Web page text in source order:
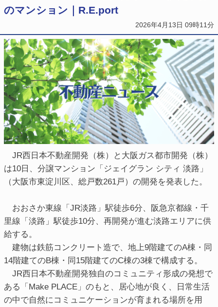
のマンション｜R.E.port
2026年4月13日 09時11分
JR西日本不動産開発（株）と大阪ガス都市開発（株）
は10日、分譲マンション「ジェイグラン シティ 淡路」
（大阪市東淀川区、総戸数261戸）の開発を発表した。
おおさか東線「JR淡路」駅徒歩6分、阪急京都線・千
里線「淡路」駅徒歩10分、再開発が進む淡路エリアに供
給する。
建物は鉄筋コンクリート造で、地上9階建てのA棟・同
14階建てのB棟・同15階建てのC棟の3棟で構成する。
JR西日本不動産開発独自のコミュニティ形成の発想で
ある「Make PLACE」のもと、居心地が良く、日常生活
の中で自然にコミュニケーションが育まれる場所を用